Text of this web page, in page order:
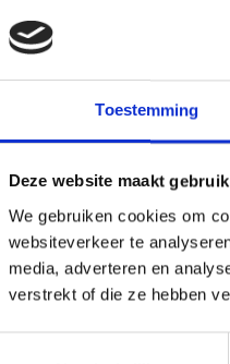
Toestemming
Deze website maakt
We gebruiken cookies om
websiteverkeer te
media, adverteren en
verstrekt of die ze hebben
houtskoolbarbecue is
picknick of naar de camping.
al je avonturen.
van 42 x 26 cm biedt de Weber
steaks en hamburgers tot
warmteverdeling,
kun je de
op ongelijke oppervlakken. De
transport.
is eenvoudig schoon te maken,